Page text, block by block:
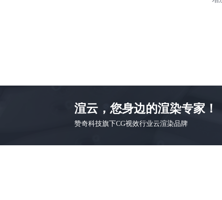
渲云，您身边的渲染专家！
赞奇科技旗下CG视效行业云渲染品牌